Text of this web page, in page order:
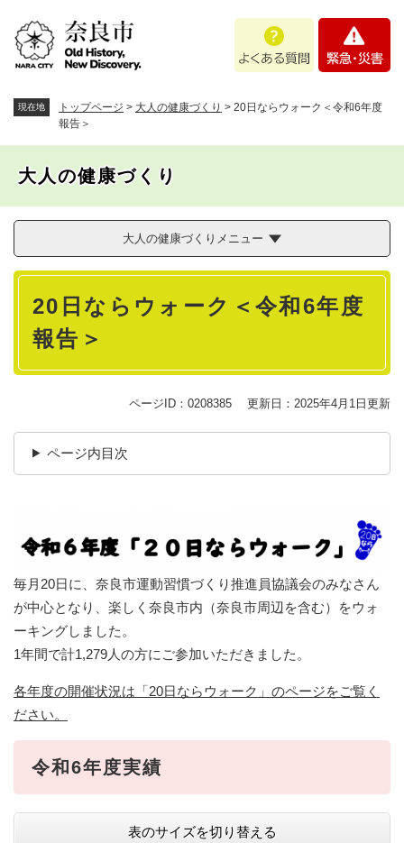
あ
問
・
現在地 トップページ > 大人の健康づくり > 20日ならウォーク＜令和6年度
報告＞
大人の健康づくり
大人の健康づくりメニュー
本
20日ならウォーク＜令和6年度
報告＞
ページID：0208385 更新日：2025年4月1日更新
ページ内目次
毎月20日に、奈良市運動習慣づくり推進員協議会のみなさん
が中心となり、楽しく奈良市内（奈良市周辺を含む）をウォ
ーキングしました。
1年間で計1,279人の方にご参加いただきました。
各年度の開催状況は「20日ならウォーク」のページをご覧く
ださい。
令和6年度実績
表のサイズを切り替える